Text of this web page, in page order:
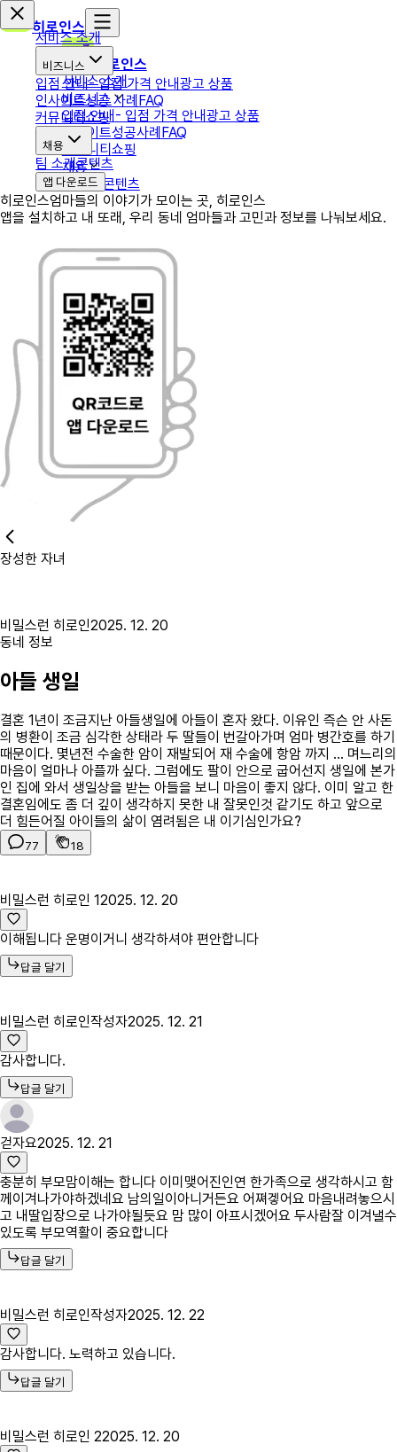
히로인스
히로인스
서비스 소개
비즈니스
입점 안내- 입점 가격 안내광고 상품
인사이트성공사례FAQ
커뮤니티쇼핑
채용
팀 소개 콘텐츠
서비스 소개
비즈니스
입점 안내- 입점 가격 안내광고 상품
인사이트성공 사례FAQ
커뮤니티쇼핑
채용
팀 소개콘텐츠
앱 다운로드
히로인스엄마들의 이야기가 모이는 곳, 히로인스
앱을 설치하고 내 또래, 우리 동네 엄마들과 고민과 정보를 나눠보세요.
장성한 자녀
비밀스런 히로인2025. 12. 20
동네 정보
아들 생일
결혼 1년이 조금지난 아들생일에 아들이 혼자 왔다. 이유인 즉슨 안 사돈
의 병환이 조금 심각한 상태라 두 딸들이 번갈아가며 엄마 병간호를 하기
때문이다. 몇년전 수술한 암이 재발되어 재 수술에 항암 까지 ... 며느리의
마음이 얼마나 아플까 싶다. 그럼에도 팔이 안으로 굽어선지 생일에 본가
인 집에 와서 생일상을 받는 아들을 보니 마음이 좋지 않다. 이미 알고 한
결혼임에도 좀 더 깊이 생각하지 못한 내 잘못인것 같기도 하고 앞으로
더 힘든어질 아이들의 삶이 염려됨은 내 이기심인가요?
77 18
비밀스런 히로인 12025. 12. 20
이해됩니다 운명이거니 생각하셔야 편안합니다
답글 달기
비밀스런 히로인작성자2025. 12. 21
감사합니다.
답글 달기
걷자요2025. 12. 21
충분히 부모맘이해는 합니다 이미맺어진인연 한가족으로 생각하시고 함
께이겨나가야하겠네요 남의일이아니거든요 어쪄겧어요 마음내려놓으시
고 내딸입장으로 나가야될듯요 맘 많이 아프시겠어요 두사람잘 이겨낼수
있도록 부모역활이 중요합니다
답글 달기
비밀스런 히로인작성자2025. 12. 22
감사합니다. 노력하고 있습니다.
답글 달기
비밀스런 히로인 22025. 12. 20